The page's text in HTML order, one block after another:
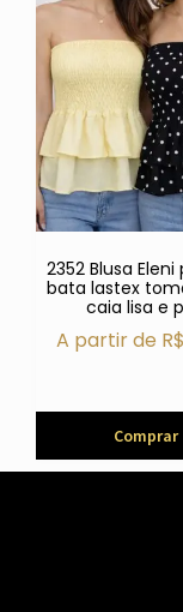
2352 Blusa
bata lastex
caia lisa e
A partir de R$
Comprar